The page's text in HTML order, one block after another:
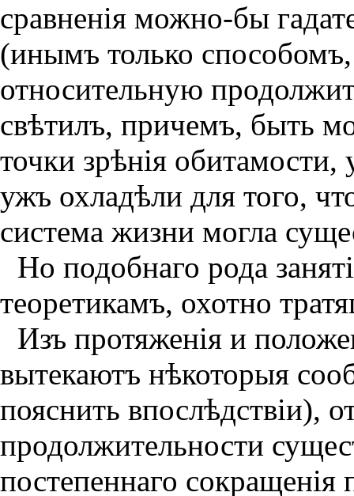
сравненiя можно-бы
(инымъ только
относительную
свѣтилъ, причемъ, быть
точки зрѣнiя
ужъ охладѣли для того,
система жизни могла
Но подобнаго рода
теоретикамъ, охотно
Изъ протяженiя и
вытекаютъ нѣкоторыя
пояснить впослѣдствiи),
продолжительности
постепеннаго